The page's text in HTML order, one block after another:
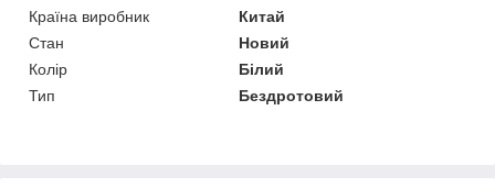
Країна виробник
Китай
Стан
Новий
Колір
Білий
Тип
Бездротовий